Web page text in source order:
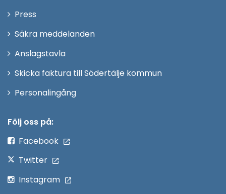
Press
fönster
Säkra meddelanden
Anslagstavla
Skicka faktura till Södertälje kommun
PersonalingångÖppna
Följ oss på:
Facebook
Twitter
Instagram